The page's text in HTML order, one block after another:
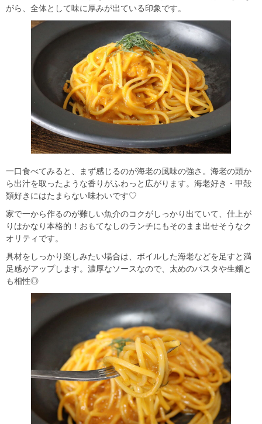
がら、全体として味に厚みが出ている印象です。
一口食べてみると、まず感じるのが海老の風味の強さ。海老の頭か
ら出汁を取ったような香りがふわっと広がります。海老好き・甲殻
類好きにはたまらない味わいです♡
家で一から作るのが難しい魚介のコクがしっかり出ていて、仕上が
りはかなり本格的！おもてなしのランチにもそのまま出せそうなク
オリティです。
具材をしっかり楽しみたい場合は、ボイルした海老などを足すと満
足感がアップします。濃厚なソースなので、太めのパスタや生麵と
も相性◎